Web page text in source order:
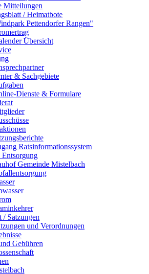
Mitteilungen
/ Heimatbote
Pettendorfer Rangen"
Übersicht
& Sachgebiete
Dienste & Formulare
Ratsinformationssystem
Gemeinde Mistelbach
/ Satzungen
und Verordnungen
Gebühren